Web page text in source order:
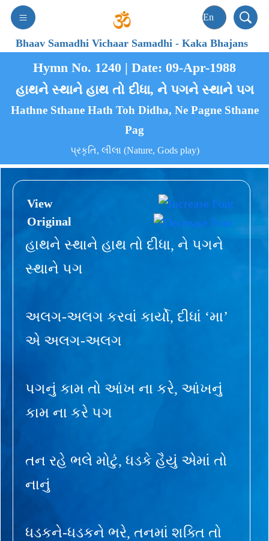
Bhaav Samadhi Vichaar Samadhi-Kaka Bhajans
Hymn No. 1240 | Date: 09-Apr-1988
હાથને સ્થાને હાથ તો દીધા, ને પગને સ્થાને પગ
Hathne Sthane Hath Toh Didha, Ne Pagne Sthane
Pag
પ્રકૃતિ, લીલા (Nature, Gods play)
View
Original
હાથને સ્થાને હાથ તો દીધા, ને પગને
સ્થાને પગ
અલગ-અલગ કરવાં કાર્યો, દીધાં ‘મા’
એ અલગ-અલગ
પગનું કામ તો આંખ ના કરે, આંખનું
કામ ના કરે પગ
તન રહે ભલે મોટું, ધડકે હૈયું એમાં તો
નાનું
ધડકને-ધડકને ભરે, તનમાં શક્તિ તો